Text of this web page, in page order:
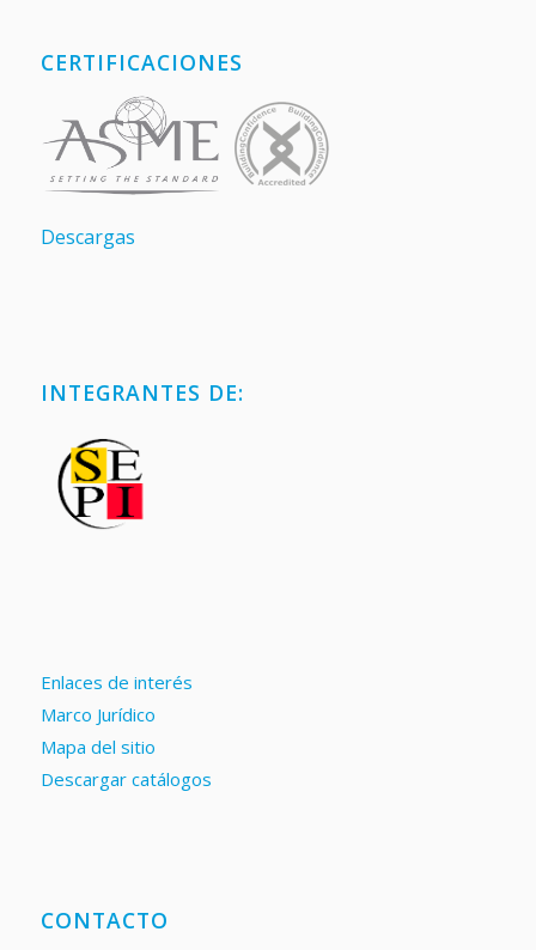
CERTIFICACIONES
Descargas
INTEGRANTES DE:
Enlaces de interés
Marco Jurídico
Mapa del sitio
Descargar catálogos
CONTACTO